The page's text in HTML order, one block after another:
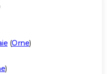
(Orne)
)